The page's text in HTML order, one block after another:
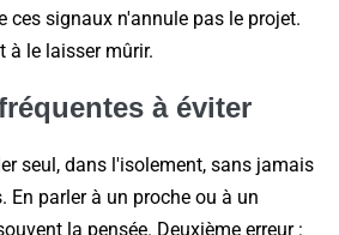
ces signaux n'annule pas le projet.
à le laisser mûrir.
à éviter
seul, dans l'isolement, sans jamais
En parler à un proche ou à un
la pensée. Deuxième erreur :